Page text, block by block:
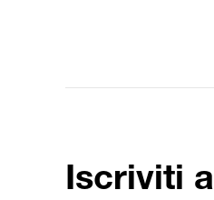
Iscriviti